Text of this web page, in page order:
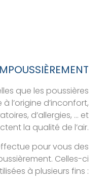
que les poussières
l’origine d’inconfort,
d’allergies, … et
la qualité de l’air.
pour vous des
Celles-ci
à plusieurs fins :